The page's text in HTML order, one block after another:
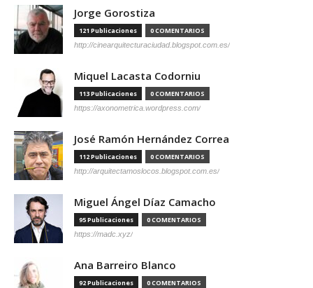
Jorge Gorostiza
121 Publicaciones 0 COMENTARIOS
http://cinearquitecturaciudad.blogspot.com.es/
Miquel Lacasta Codorniu
113 Publicaciones 0 COMENTARIOS
https://axonometrica.wordpress.com/
José Ramón Hernández Correa
112 Publicaciones 0 COMENTARIOS
http://arquitectamoslocos.blogspot.com.es/
Miguel Ángel Díaz Camacho
95 Publicaciones 0 COMENTARIOS
https://madc.xyz/
Ana Barreiro Blanco
92 Publicaciones 0 COMENTARIOS